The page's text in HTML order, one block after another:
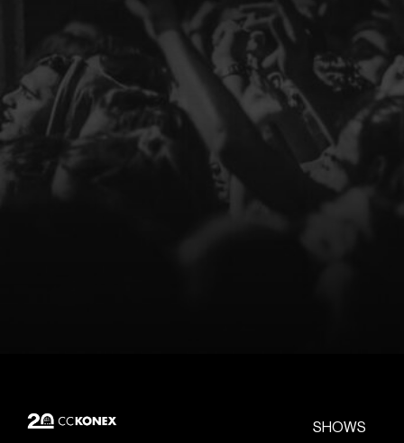
SHOWS